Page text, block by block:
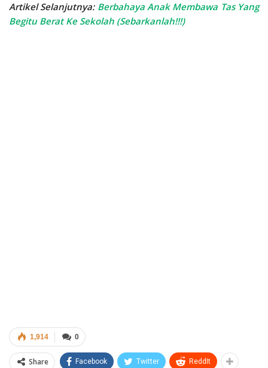
Artikel Selanjutnya: Berbahaya Anak Membawa Tas Yang
Begitu Berat Ke Sekolah (Sebarkanlah!!!)
0
1,914
Share Facebook Twitter ReddIt